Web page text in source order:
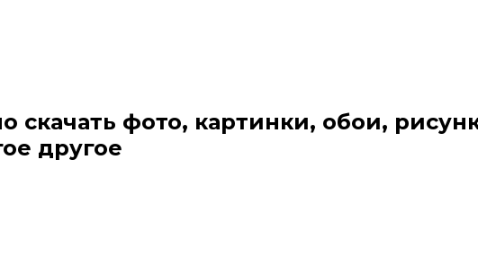
скачать фото, картинки, обои,
другое